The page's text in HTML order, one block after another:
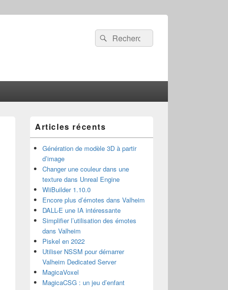
Recherche :
Rechercher
principale
de
widget
barre
latérale
Articles récents
Génération de modèle 3D à partir
d’image
Changer une couleur dans une
texture dans Unreal Engine
WiiBuilder 1.10.0
Encore plus d’émotes dans Valheim
DALL-E une IA intéressante
Simplifier l’utilisation des émotes
dans Valheim
Piskel en 2022
Utiliser NSSM pour démarrer
Valheim Dedicated Server
MagicaVoxel
MagicaCSG : un jeu d’enfant